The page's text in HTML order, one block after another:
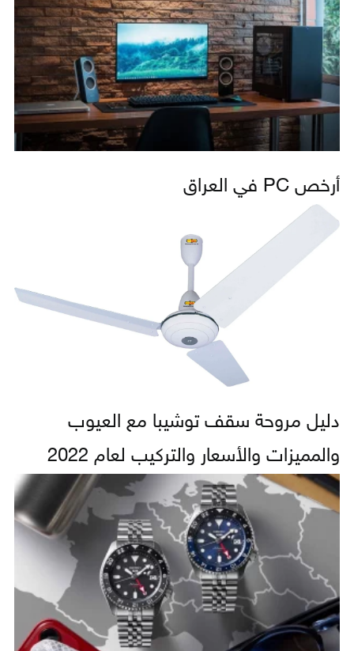
أرخص PC في العراق
دليل مروحة سقف توشيبا مع العيوب
والمميزات والأسعار والتركيب لعام 2022